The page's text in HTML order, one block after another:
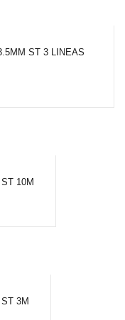
ST 3 LINEAS
10M
3M